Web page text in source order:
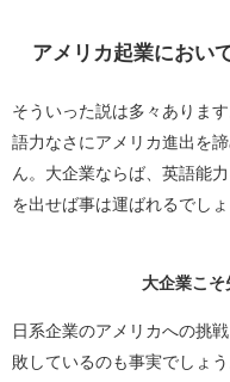
アメリカ起業におい
そういった説は多々ありま
語力なさにアメリカ進出を
ん。大企業ならば、英語能
を出せば事は運ばれるでし
大企業こそ
日系企業のアメリカへの挑
敗しているのも事実でしょ